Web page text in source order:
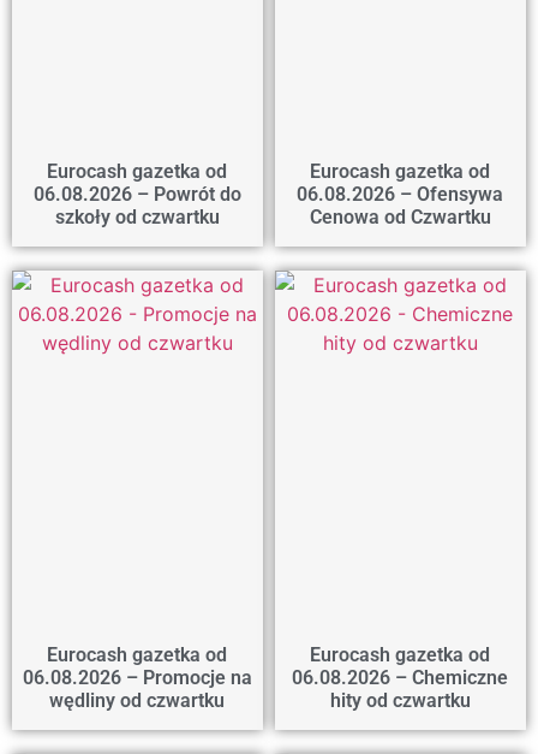
Eurocash gazetka od
06.08.2026 – Powrót do
szkoły od czwartku
Eurocash gazetka od
06.08.2026 – Ofensywa
Cenowa od Czwartku
Eurocash gazetka od
06.08.2026 – Promocje na
wędliny od czwartku
Eurocash gazetka od
06.08.2026 – Chemiczne
hity od czwartku